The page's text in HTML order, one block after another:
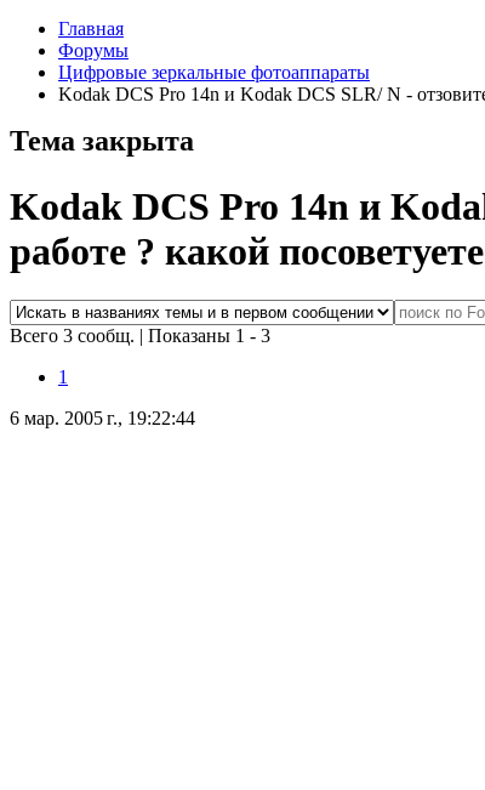
Главная
Форумы
Цифровые зеркальные фотоаппараты
Kodak DCS Pro 14n и Kodak DCS SLR/ N -
Тема закрыта
Kodak DCS Pro 14n и
работе ? какой
Всего 3 сообщ. | Показаны 1 - 3
1
6 мар. 2005 г., 19:22:44